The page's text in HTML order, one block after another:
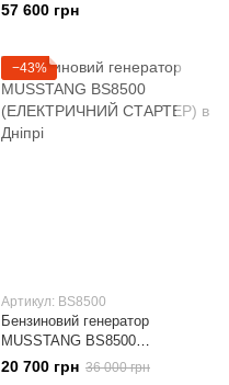
57 600 грн
−43%
Артикул: BS8500
Бензиновий генератор
MUSSTANG BS8500
(ЕЛЕКТРИЧНИЙ СТАРТЕР)
20 700 грн 36 000 грн